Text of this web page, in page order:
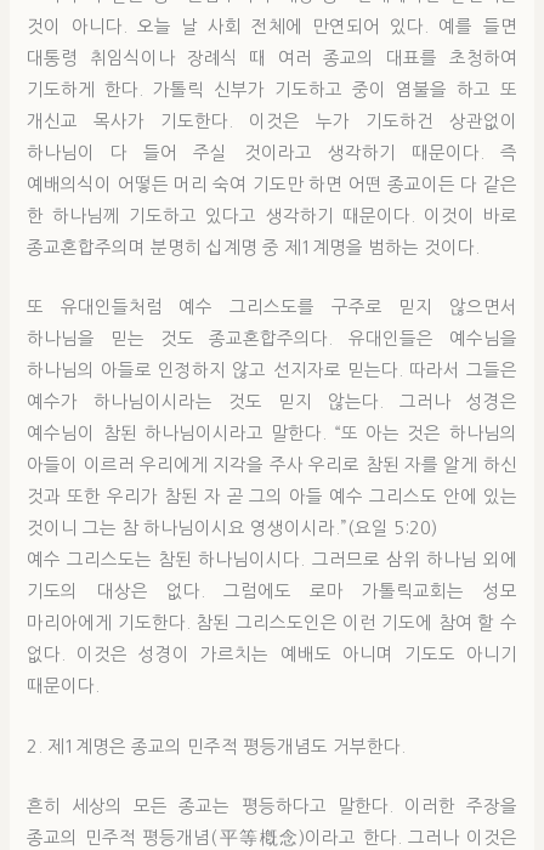
것이 아니다. 오늘 날 사회 전체에 만연되어 있다. 예를 들면
대통령 취임식이나 장례식 때 여러 종교의 대표를 초청하여
기도하게 한다. 가톨릭 신부가 기도하고 중이 염불을 하고 또
개신교 목사가 기도한다. 이것은 누가 기도하건 상관없이
하나님이 다 들어 주실 것이라고 생각하기 때문이다. 즉
예배의식이 어떻든 머리 숙여 기도만 하면 어떤 종교이든 다 같은
한 하나님께 기도하고 있다고 생각하기 때문이다. 이것이 바로
종교혼합주의며 분명히 십계명 중 제1계명을 범하는 것이다.
또 유대인들처럼 예수 그리스도를 구주로 믿지 않으면서
하나님을 믿는 것도 종교혼합주의다. 유대인들은 예수님을
하나님의 아들로 인정하지 않고 선지자로 믿는다. 따라서 그들은
예수가 하나님이시라는 것도 믿지 않는다. 그러나 성경은
예수님이 참된 하나님이시라고 말한다. “또 아는 것은 하나님의
아들이 이르러 우리에게 지각을 주사 우리로 참된 자를 알게 하신
것과 또한 우리가 참된 자 곧 그의 아들 예수 그리스도 안에 있는
것이니 그는 참 하나님이시요 영생이시라.”(요일 5:20)
예수 그리스도는 참된 하나님이시다. 그러므로 삼위 하나님 외에
기도의 대상은 없다. 그럼에도 로마 가톨릭교회는 성모
마리아에게 기도한다. 참된 그리스도인은 이런 기도에 참여 할 수
없다. 이것은 성경이 가르치는 예배도 아니며 기도도 아니기
때문이다.
2. 제1계명은 종교의 민주적 평등개념도 거부한다.
흔히 세상의 모든 종교는 평등하다고 말한다. 이러한 주장을
종교의 민주적 평등개념(平等槪念)이라고 한다. 그러나 이것은